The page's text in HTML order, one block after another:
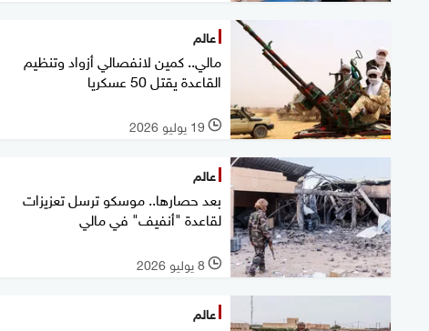
عالم
مالي.. كمين لانفصالي أزواد وتنظيم
القاعدة يقتل 50 عسكريا
l 19 يوليو 2026
عالم
بعد حصارها.. ‏موسكو ترسل تعزيزات
لقاعدة "أنفيف" في مالي
l 8 يوليو 2026
عالم